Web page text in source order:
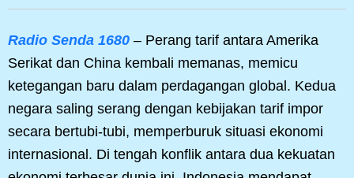
Radio Senda 1680 – Perang tarif antara Amerika
Serikat dan China kembali memanas, memicu
ketegangan baru dalam perdagangan global. Kedua
negara saling serang dengan kebijakan tarif impor
secara bertubi-tubi, memperburuk situasi ekonomi
internasional. Di tengah konflik antara dua kekuatan